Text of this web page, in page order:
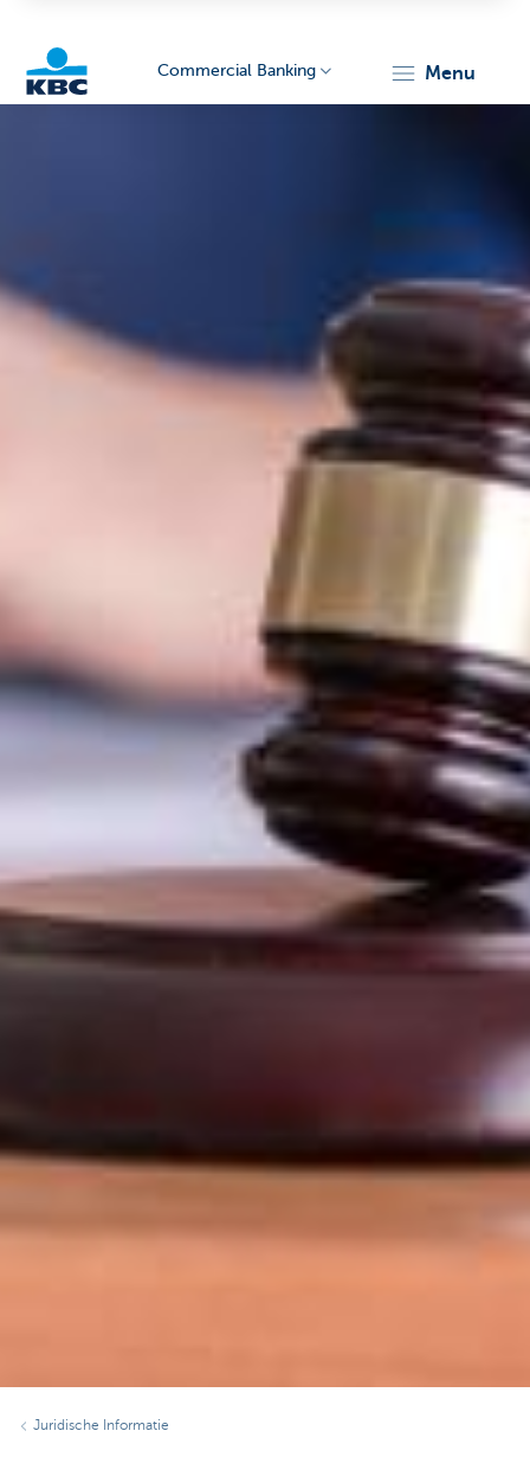
Corporate
Commercial Banking menu
Juridische Informatie